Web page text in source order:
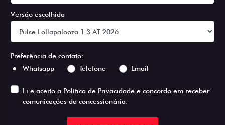
Versão escolhida
Preferência de contato:
Whatsapp
Telefone Email
Li e aceito a Política de Privacidade e concordo em receber
comunicações da concessionária.